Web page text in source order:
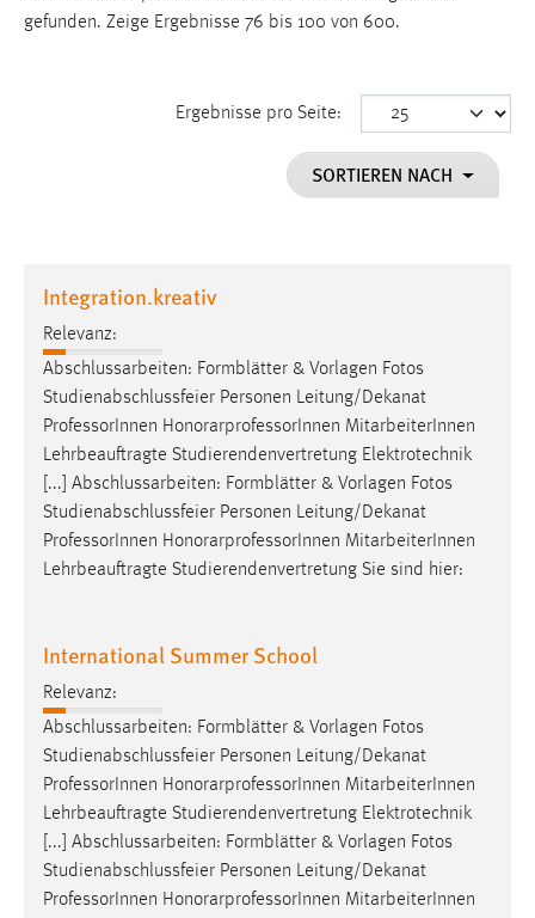
gefunden. Zeige Ergebnisse 76 bis 100 von 600.
Ergebnisse pro Seite:
SORTIEREN NACH
Integration.kreativ
Relevanz:
Abschlussarbeiten: Formblätter & Vorlagen Fotos
Studienabschlussfeier Personen Leitung/Dekanat
Professor Innen HonorarprofessorInnen MitarbeiterInnen
Lehrbeauftragte Studierendenvertretung Elektrotechnik
[...] Abschlussarbeiten: Formblätter & Vorlagen Fotos
Studienabschlussfeier Personen Leitung/Dekanat
Professor Innen HonorarprofessorInnen MitarbeiterInnen
Lehrbeauftragte Studierendenvertretung Sie sind hier:
International Summer School
Relevanz:
Abschlussarbeiten: Formblätter & Vorlagen Fotos
Studienabschlussfeier Personen Leitung/Dekanat
ProfessorInnen HonorarprofessorInnen MitarbeiterInnen
Lehrbeauftragte Studierendenvertretung Elektrotechnik
[...] Abschlussarbeiten: Formblätter & Vorlagen Fotos
Studienabschlussfeier Personen Leitung/Dekanat
ProfessorInnen HonorarprofessorInnen MitarbeiterInnen
Name:
Dieser Cookie speichert die ausgewählten Einverständnis-
Performance
Name:
staticfilecache
Zweck:
Für performante Seitenauslieferung wird in diesem Cookie
gespeichert, ob man eingeloggt ist.
Sprachpräferenz
Name:
Das Cookie speichert die gewählte Sprache der Website.
Cookie Laufzeit:
30 Tage
Chat
Name:
MibewSessionID, MIBEW_UserID, mibew_locale, mibew-
chat-frame-style-5e9dbeb1811c0446